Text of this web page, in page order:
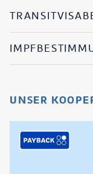
UNSER